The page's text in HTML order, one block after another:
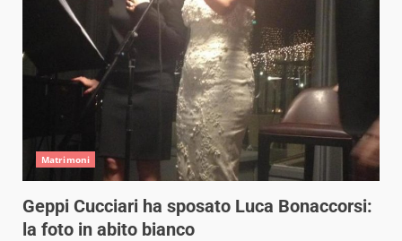
Matrimoni
Geppi Cucciari ha sposato Luca Bonaccorsi:
la foto in abito bianco